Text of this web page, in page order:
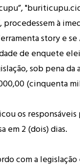
à
story e se
de enquete
sob pena da
(cinquenta
os responsáveis
em 2 (dois) dias.
com a